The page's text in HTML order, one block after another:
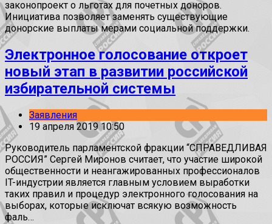
законопроект о льготах для почетных доноров.
Инициатива позволяет заменять существующие
донорские выплаты мерами социальной поддержки.
Электронное голосование откроет
новый этап в развитии российской
избирательной системы
Заявления
19 апреля 2019 10:50
Руководитель парламентской фракции “СПРАВЕДЛИВАЯ
РОССИЯ” Сергей Миронов считает, что участие широкой
общественности и неангажированных профессионалов
IT-индустрии является главным условием выработки
таких правил и процедур электронного голосования на
выборах, которые исключат всякую возможность
фаль…